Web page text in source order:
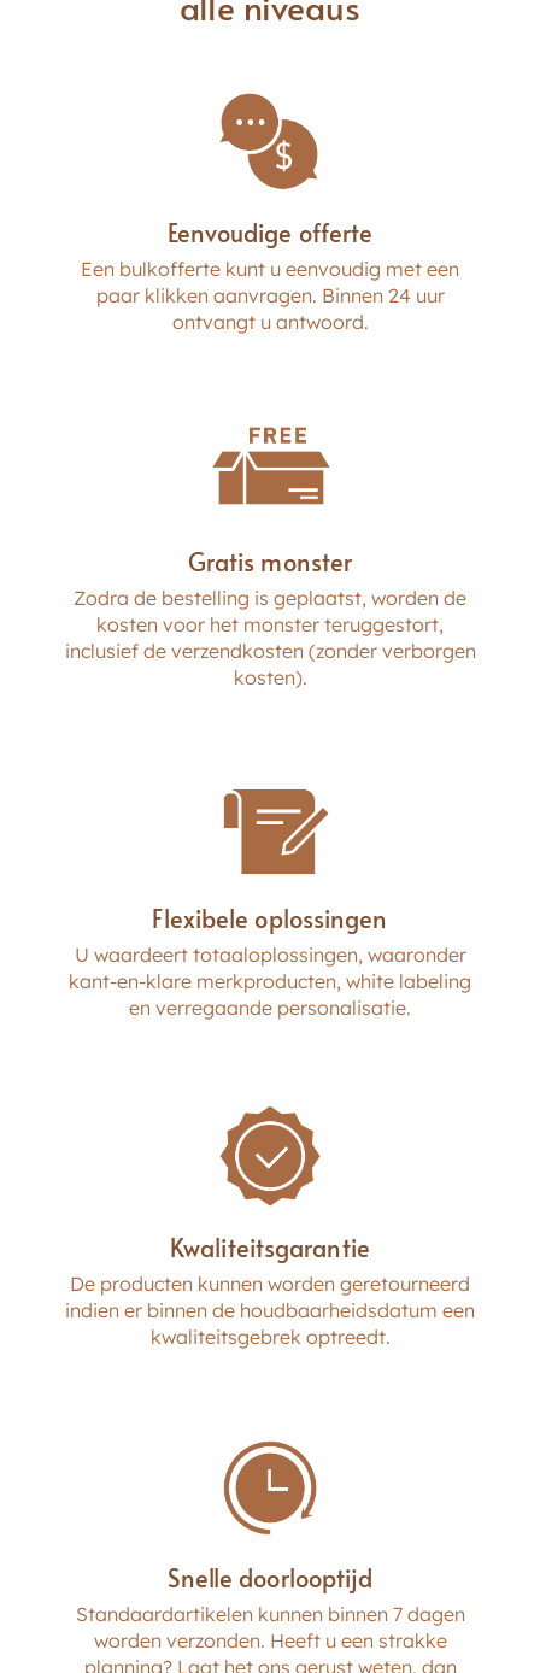
Minerale ingrediënten
3 in 1 with Powder & Brush
Logo-afdruk
Eenvoudige offerte
Een bulkofferte kunt u eenvoudig met een
paar klikken aanvragen. Binnen 24 uur
ontvangt u antwoord.
Gratis monster
Zodra de bestelling is geplaatst, worden de
kosten voor het monster teruggestort,
inclusief de verzendkosten (zonder verborgen
kosten).
Flexibele oplossingen
U waardeert totaaloplossingen, waaronder
kant-en-klare merkproducten, white labeling
en verregaande personalisatie.
Kwaliteitsgarantie
De producten kunnen worden geretourneerd
indien er binnen de houdbaarheidsdatum een
kwaliteitsgebrek optreedt.
Snelle doorlooptijd
Standaardartikelen kunnen binnen 7 dagen
worden verzonden. Heeft u een strakke
planning? Laat het ons gerust weten, dan